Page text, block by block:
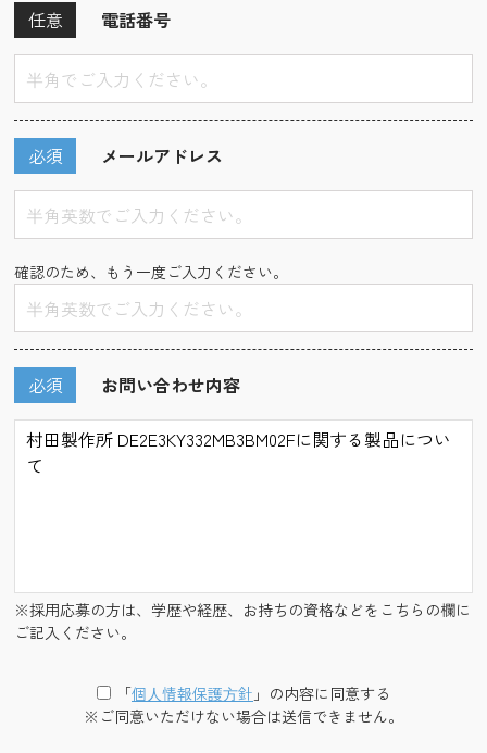
電話番号
任意
メールアドレス
必須
確認のため、もう一度ご入力ください。
お問い合わせ内容
必須
※採用応募の方は、学歴や経歴、お持ちの資格などをこちらの欄に
ご記入ください。
「個⼈情報保護⽅針 」の内容に同意する
※ご同意いただけない場合は送信できません。